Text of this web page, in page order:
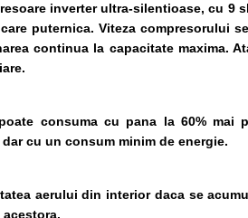
inverter ultra-silentioase, cu
puternica. Viteza compresorului
continua la capacitate maxima.
consuma cu pana la 60%
cu un consum minim de energie.
aerului din interior daca se